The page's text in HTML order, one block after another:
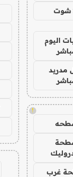
شوت
اليوم
مدريد
!
غرب